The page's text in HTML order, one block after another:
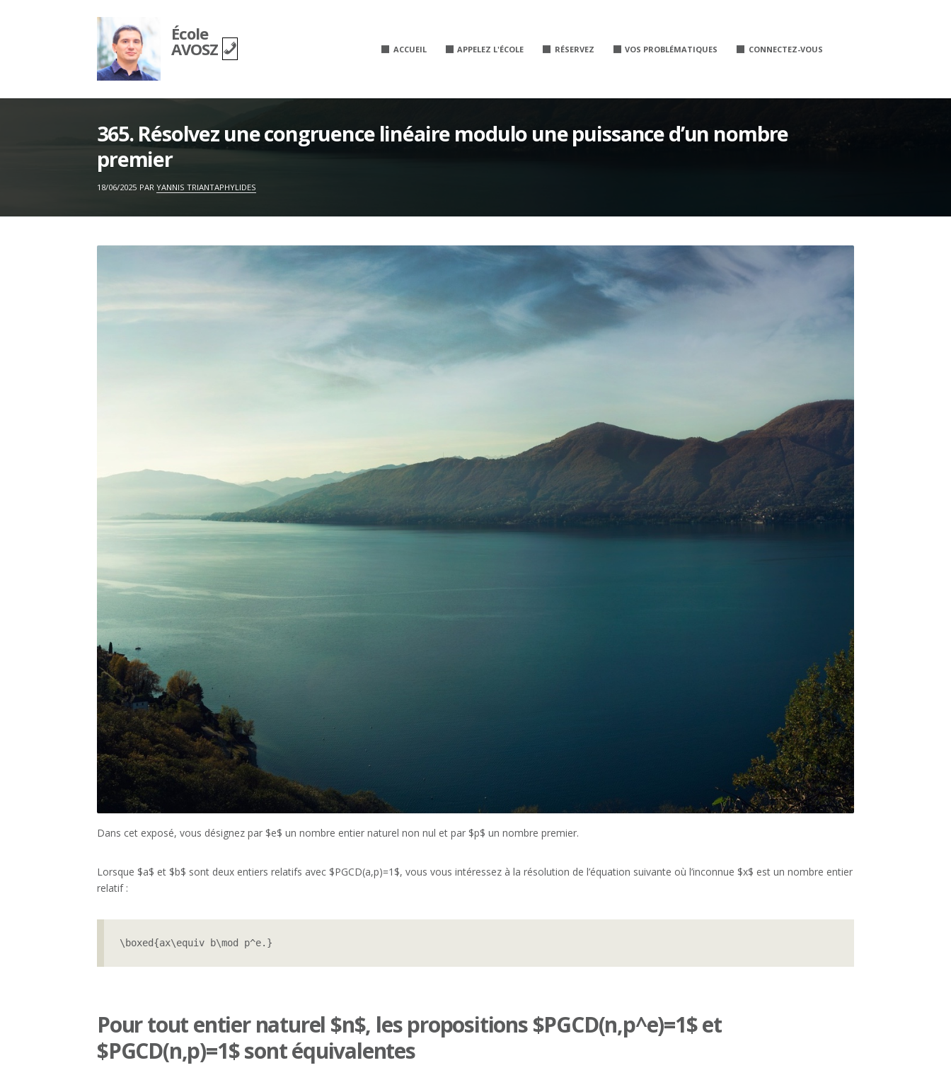
École
AVOSZ ACCUEIL APPELEZ L'ÉCOLE RÉSERVEZ VOS PROBLÉMATIQUES CONNECTEZ-VOUS
365. Résolvez une congruence linéaire modulo une puissance d’un nombre
premier
ON
18/06/2025 PAR YANNIS TRIANTAPHYLIDES
Dans cet exposé, vous désignez par $e$ un nombre entier naturel non nul et par $p$ un nombre premier.
Lorsque $a$ et $b$ sont deux entiers relatifs avec $PGCD(a,p)=1$, vous vous intéressez à la résolution de l’équation suivante où l’inconnue $x$ est un nombre entier
relatif :
\boxed{ax\equiv b\mod p^e.}
Pour tout entier naturel $n$, les propositions $PGCD(n,p^e)=1$ et
$PGCD(n,p)=1$ sont équivalentes